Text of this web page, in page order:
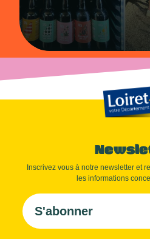
Inscrivez vous à notre newsletter et
les informations
S'abonner